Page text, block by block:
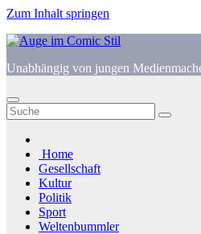
Zum Inhalt springen
Unabhängig von jungen
Home
Gesellschaft
Kultur
Politik
Sport
Weltenbummler